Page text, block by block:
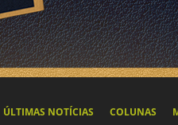
ÚLTIMAS NOTÍCIAS COLUNAS